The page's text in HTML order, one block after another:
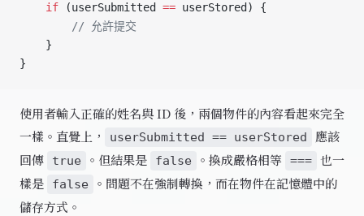
    if
(userSubmitted == userStored) {
        // 允許提交
    }
}
使用者輸入正確的姓名與 ID 後，兩個物件的內容看起來完全
一樣。直覺上，
userSubmitted == userStored
應該
回傳
true 。但結果是 false 。換成嚴格相等 === 也一
樣是
false
。問題不在強制轉換，而在物件在記憶體中的
儲存方式。